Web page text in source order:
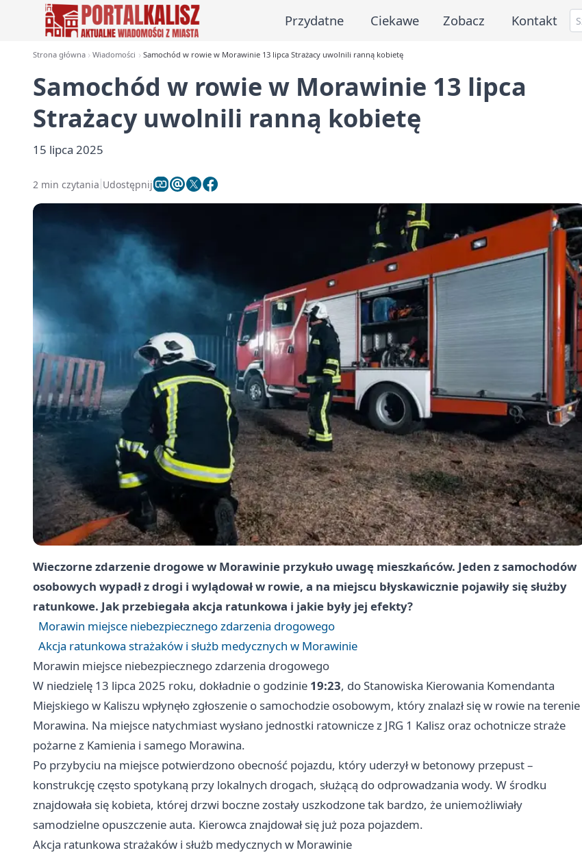
Przydatne Ciekawe Zobacz Kontakt
Strona główna Wiadomości Samochód w rowie w Morawinie 13 lipca Strażacy uwolnili ranną kobietę
Samochód w rowie w Morawinie 13 lipca
Strażacy uwolnili ranną kobietę
15 lipca 2025
2 min czytania Udostępnij
Wieczorne zdarzenie drogowe w Morawinie przykuło uwagę mieszkańców. Jeden z samochodów
osobowych wypadł z drogi i wylądował w rowie, a na miejscu błyskawicznie pojawiły się służby
ratunkowe. Jak przebiegała akcja ratunkowa i jakie były jej efekty?
Morawin miejsce niebezpiecznego zdarzenia drogowego
Akcja ratunkowa strażaków i służb medycznych w Morawinie
Morawin miejsce niebezpiecznego zdarzenia drogowego
W niedzielę 13 lipca 2025 roku, dokładnie o godzinie 19:23, do Stanowiska Kierowania Komendanta
Miejskiego w Kaliszu wpłynęło zgłoszenie o samochodzie osobowym, który znalazł się w rowie na terenie
Morawina. Na miejsce natychmiast wysłano jednostki ratownicze z JRG 1 Kalisz oraz ochotnicze straże
pożarne z Kamienia i samego Morawina.
Po przybyciu na miejsce potwierdzono obecność pojazdu, który uderzył w betonowy przepust –
konstrukcję często spotykaną przy lokalnych drogach, służącą do odprowadzania wody. W środku
znajdowała się kobieta, której drzwi boczne zostały uszkodzone tak bardzo, że uniemożliwiały
samodzielne opuszczenie auta. Kierowca znajdował się już poza pojazdem.
Akcja ratunkowa strażaków i służb medycznych w Morawinie